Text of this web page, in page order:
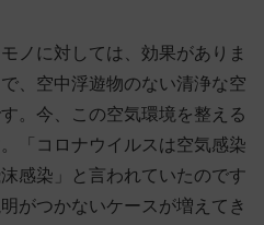
ノに対しては、効果がありま
、空中浮遊物のない清浄な空
。今、この空気環境を整える
「コロナウイルスは空気感染
感染」と言われていたのです
がつかないケースが増えてき